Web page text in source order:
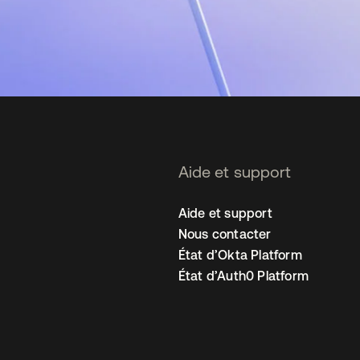
Aide et support
Aide et support
Nous contacter
État d’Okta Platform
État d’Auth0 Platform